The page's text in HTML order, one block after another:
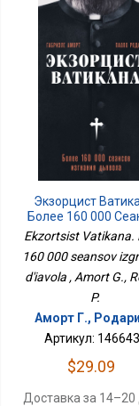
Экзорцист
Более 160 000
Изгнания
Ekzortsist Vatikana.
160 000 seansov
d'iavola , Amort G.,
P.
Аморт Г.,
Артикул:
$29.09
Доставка за 14–20